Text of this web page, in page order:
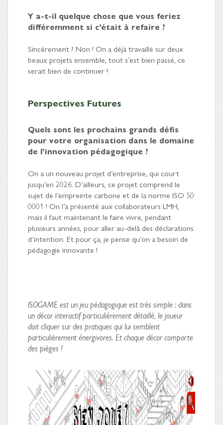
Y a-t-il quelque chose que vous feriez
différemment si c’était à refaire ?
Sincèrement ? Non ! On a déjà travaillé sur deux
beaux projets ensemble, tout s’est bien passé, ce
serait bien de continuer !
Perspectives Futures
Quels sont les prochains grands défis
pour votre organisation dans le domaine
de l’innovation pédagogique ?
On a un nouveau projet d’entreprise, qui court
jusqu’en 2026. D’ailleurs, ce projet comprend le
sujet de l’empreinte carbone et de la norme ISO 50
0001 ! On l’a présenté aux collaborateurs LMH,
mais il faut maintenant le faire vivre, pendant
plusieurs années, pour aller au-delà des déclarations
d’intention. Et pour ça, je pense qu’on a besoin de
pédagogie innovante !
ISOGAME est un jeu pédagogique est très simple : dans
un décor interactif particulièrement détaillé, le joueur
doit cliquer sur des pratiques qui lui semblent
particulièrement énergivores. Et chaque décor comporte
des pièges !